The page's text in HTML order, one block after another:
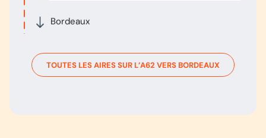
Bordeaux
TOUTES LES AIRES SUR L’A62 VERS BORDEAUX